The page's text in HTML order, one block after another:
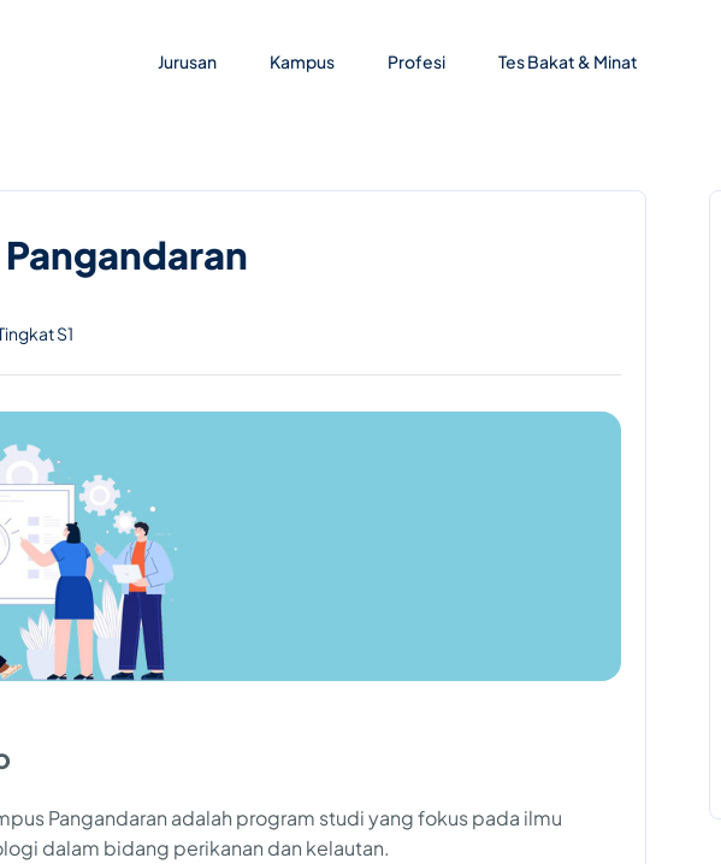
Jurusan Kampus Profesi Tes Bakat & Minat
S1
Pangandaran adalah program studi yang fokus pada ilmu
dalam bidang perikanan dan kelautan.